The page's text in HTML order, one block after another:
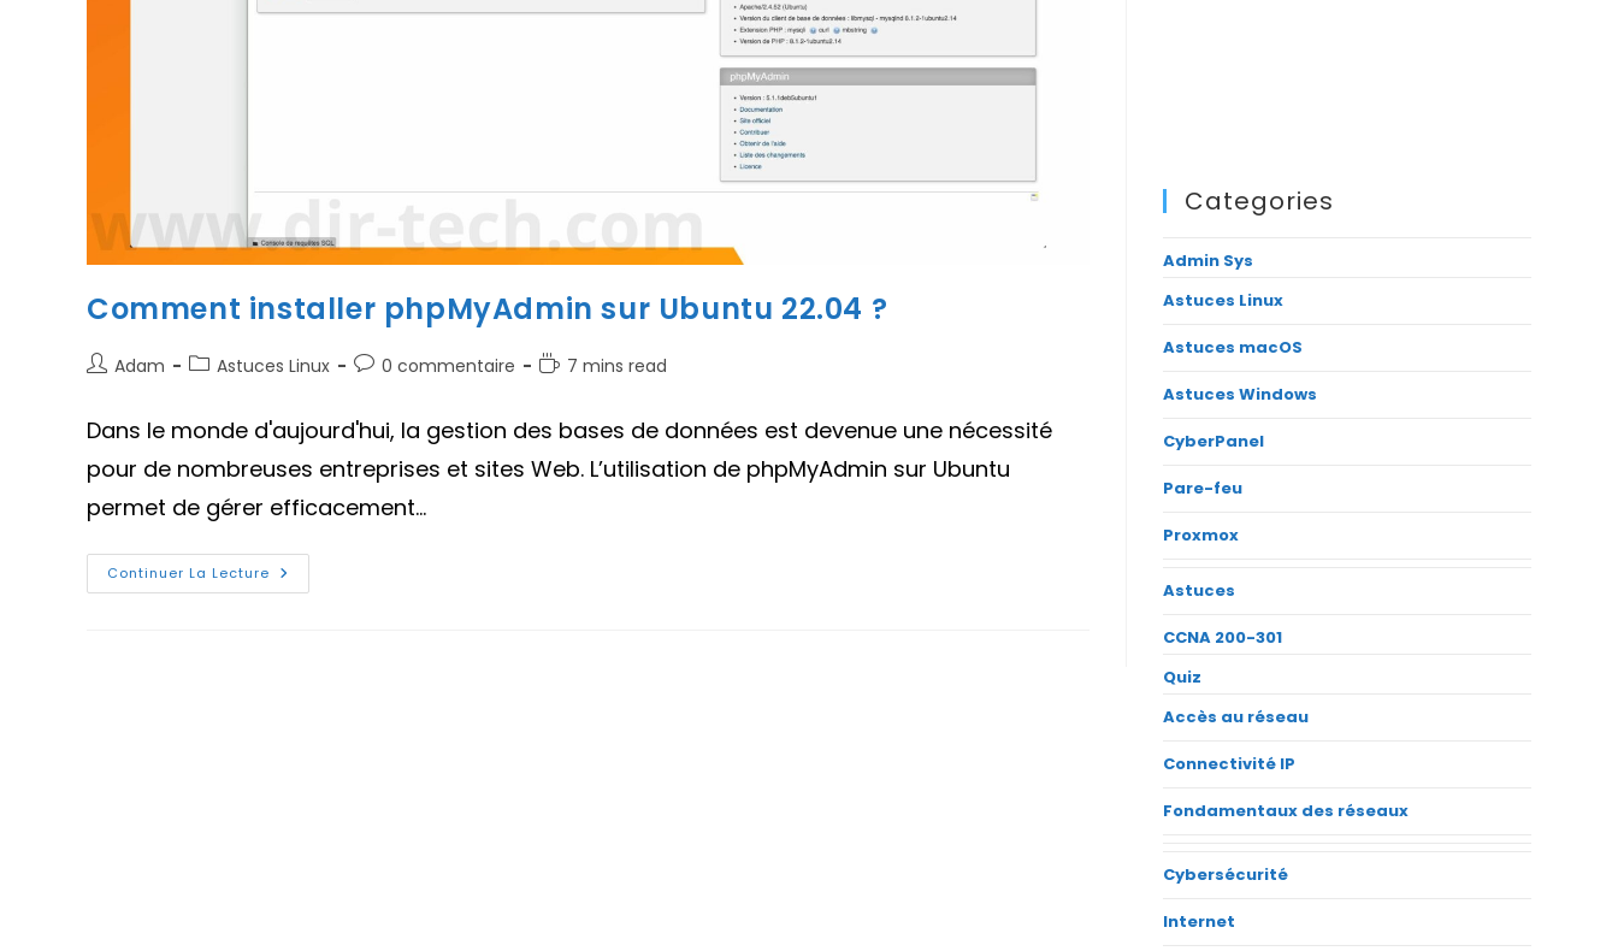
Comment installer phpMyAdmin sur Ubuntu 22.04 ?
Auteur/autrice
publication :
Adam
PostAstuces Linux
Commentaires
la
publication :
0 commentaire
Temps7 mins read
Dans le monde d'aujourd'hui, la gestion des bases de données est devenue une nécessité
pour de nombreuses entreprises et sites Web. L’utilisation de phpMyAdmin sur Ubuntu
permet de gérer efficacement…
Continuer La Lecture Comment
Installer
Categories
Admin Sys
Astuces Linux
Astuces macOS
Astuces Windows
CyberPanel
Pare-feu
Proxmox
Astuces
CCNA 200-301
Quiz
Accès au réseau
Connectivité IP
Fondamentaux des réseaux
Cybersécurité
Internet